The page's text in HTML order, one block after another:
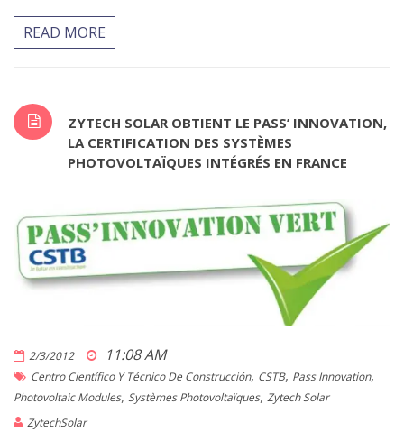
READ MORE
ZYTECH SOLAR OBTIENT LE PASS’ INNOVATION,
LA CERTIFICATION DES SYSTÈMES
PHOTOVOLTAÏQUES INTÉGRÉS EN FRANCE
2/3/2012 11:08 AM
Centro Científico Y Técnico De Construcción, CSTB, Pass Innovation,
Photovoltaic Modules, Systèmes Photovoltaïques, Zytech Solar
ZytechSolar